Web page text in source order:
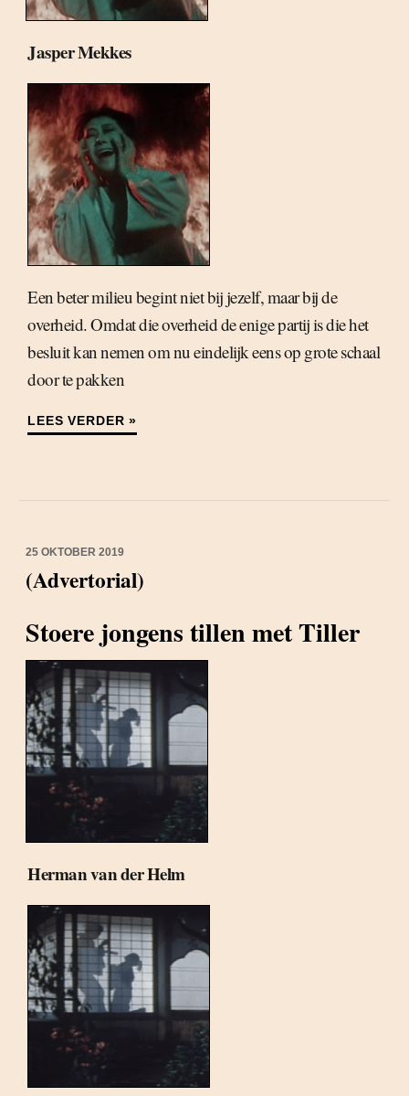
Jasper Mekkes
Een beter milieu begint niet bij jezelf, maar bij de
overheid. Omdat die overheid de enige partij is die het
besluit kan nemen om nu eindelijk eens op grote schaal
door te pakken
LEES VERDER »
25 OKTOBER 2019
(Advertorial)
Stoere jongens tillen met Tiller
Herman van der Helm